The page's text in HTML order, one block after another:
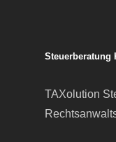
Steuerberatung
TAXolution